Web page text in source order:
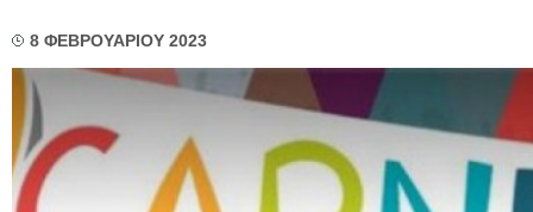
8 ΦΕΒΡΟΥΑΡΙΟΥ 2023